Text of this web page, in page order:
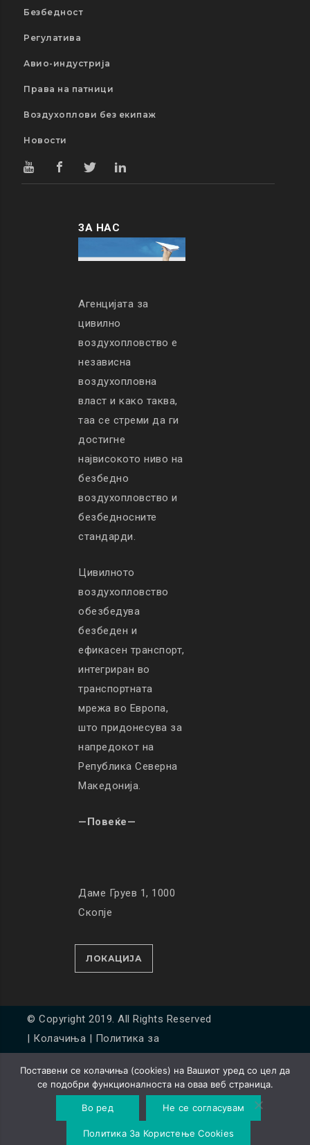
Безбедност
Регулатива
Авио-индустрија
Права на патници
Воздухоплови без екипаж
Новости
ЗА НАС
Агенцијата за
цивилно
воздухопловство е
независна
воздухопловна
власт и како таква,
таа се стреми да ги
достигне
највисокото ниво на
безбедно
воздухопловство и
безбедносните
стандарди.
Цивилното
воздухопловство
обезбедува
безбеден и
ефикасен транспорт,
интегриран во
транспортната
мрежа во Европа,
што придонесува за
напредокот на
Република Северна
Македонија.
—Повеќе—
Даме Груев 1, 1000
Скопје
ЛОКАЦИЈА
© Copyright 2019. All Rights Reserved
| Колачиња | Политика за
Developed byUnet
Поставени се колачиња (cookies) на Вашиот уред со цел да
се подобри функционалноста на оваа веб страница.
Во ред Не се согласувам
Политика За Користење Cookies